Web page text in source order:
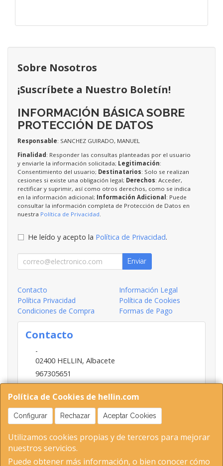
Política de Cookies de hellin.com
Configurar Rechazar Aceptar Cookies
Utilizamos cookies propias y de terceros para mejorar
nuestros servicios.
Puede obtener más información, o bien conocer cómo
Sobre Nosotros
¡Suscríbete a Nuestro Boletín!
INFORMACIÓN BÁSICA SOBRE
PROTECCIÓN DE DATOS
Responsable: SANCHEZ GUIRADO, MANUEL
Finalidad: Responder las consultas planteadas por el usuario
y enviarle la información solicitada; Legitimación:
Consentimiento del usuario; Destinatarios: Solo se realizan
cesiones si existe una obligación legal; Derechos: Acceder,
rectificar y suprimir, así como otros derechos, como se indica
en la información adicional; Información Adicional: Puede
consultar la información completa de Protección de Datos en
nuestra Política de Privacidad
He leído y acepto la Política de Privacidad.
Enviar
Contacto
Información Legal
Política Privacidad
Política de Cookies
Condiciones de Compra
Formas de Pago
Contacto
-
02400 HELLIN, Albacete
967305651
INFO@HELLIN.COM
Horario
09:00-13:30; 16:30-20:30